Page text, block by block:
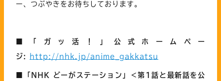
ー、つぶやきをお待ちしております。
「ガッ活！」公式ホームペー
ジ: http://nhk.jp/anime_gakkatsu
■「NHK どーがステーション」＜第1話と最新話を公